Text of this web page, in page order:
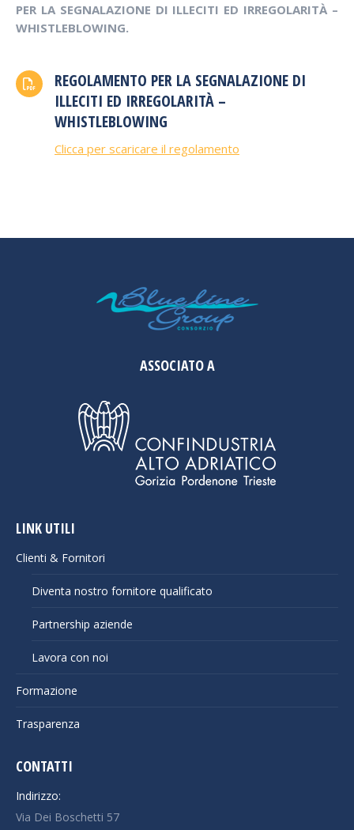
PER LA SEGNALAZIONE DI ILLECITI ED IRREGOLARITÀ –
WHISTLEBLOWING.
REGOLAMENTO PER LA SEGNALAZIONE DI
ILLECITI ED IRREGOLARITÀ –
WHISTLEBLOWING
Clicca per scaricare il regolamento
ASSOCIATO A
LINK UTILI
Clienti & Fornitori
Diventa nostro fornitore qualificato
Partnership aziende
Lavora con noi
Formazione
Trasparenza
CONTATTI
Indirizzo:
Via Dei Boschetti 57